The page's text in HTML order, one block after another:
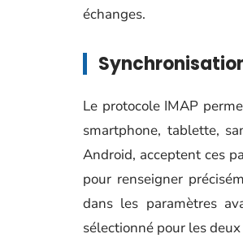
échanges.
Le protocole IMAP
smartphone, tablette,
Android, acceptent ces
pour renseigner
dans les paramètres
sélectionné pour les